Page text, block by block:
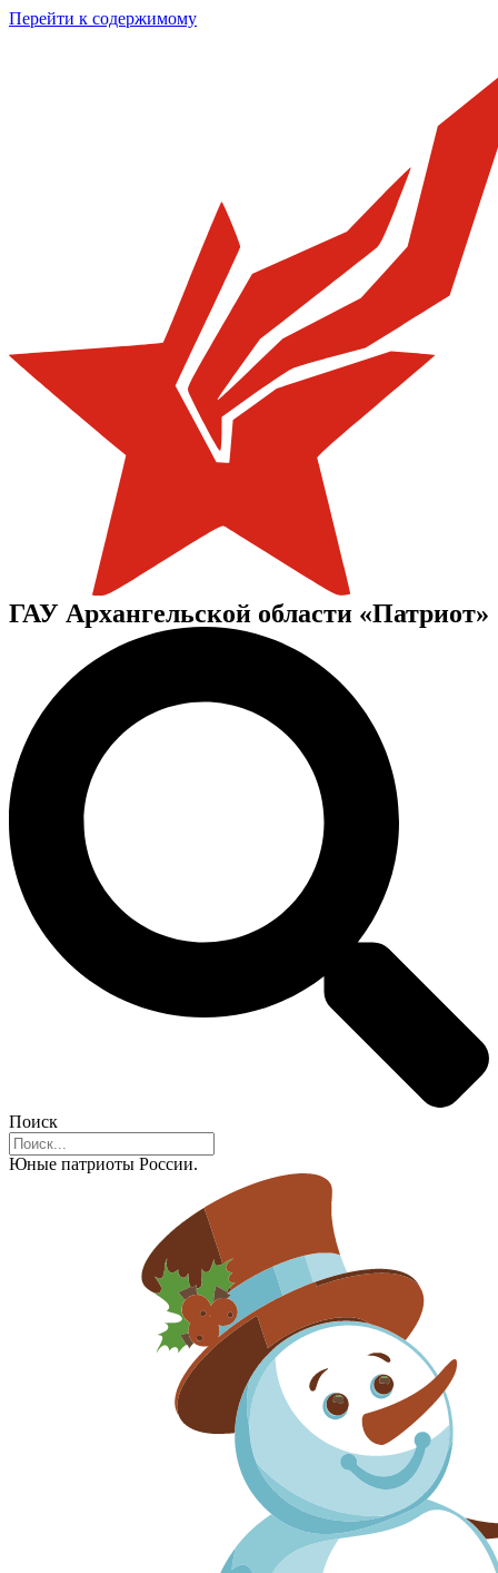
Перейти к содержимому
ГАУ Архангельской области «Патриот»
Поиск
Юные патриоты России.